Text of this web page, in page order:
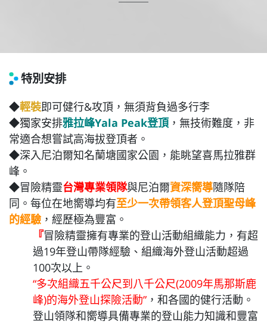
特別安排
◆輕裝即可健行&攻頂，無須背負過多行李
◆獨家安排雅拉峰Yala Peak登頂 ，無技術難度，非
常適合想嘗試高海拔登頂者。
◆深入尼泊爾知名蘭塘國家公園，能眺望喜馬拉雅群
峰。
◆冒險精靈台灣專業領隊與尼泊爾資深嚮導隨隊陪
同。每位在地嚮導均有至少一次帶領客人登頂聖母峰
的經驗，經歷極為豐富。
​『冒險精靈擁有專業的登山活動組織能力，有超
過19年登山帶隊經驗、組織海外登山活動超過
100次以上。
“多次組織五千公尺到八千公尺(2009年馬那斯鹿
峰)的海外登山探險活動” ，和各國的健行活動。
登山領隊和嚮導具備專業的登山能力知識和豐富